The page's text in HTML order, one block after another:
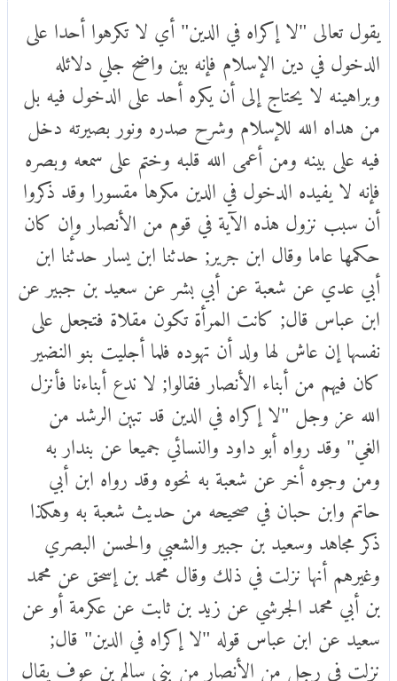
يقول تعالى "لا إكراه في الدين" أي لا تكرهوا أحدا على
الدخول في دين الإسلام فإنه بين واضح جلي دلائله
وبراهينه لا يحتاج إلى أن يكره أحد على الدخول فيه بل
من هداه الله للإسلام وشرح صدره ونور بصيرته دخل
فيه على بينه ومن أعمى الله قلبه وختم على سمعه وبصره
فإنه لا يفيده الدخول في الدين مكرها مقسورا وقد ذكروا
أن سبب نزول هذه الآية في قوم من الأنصار وإن كان
حكمها عاما وقال ابن جرير; حدثنا ابن يسار حدثنا ابن
أبي عدي عن شعبة عن أبي بشر عن سعيد بن جبير عن
ابن عباس قال; كانت المرأة تكون مقلاة فتجعل على
نفسها إن عاش لها ولد أن تهوده فلما أجليت بنو النضير
كان فيهم من أبناء الأنصار فقالوا; لا ندع أبناءنا فأنزل
الله عز وجل "لا إكراه في الدين قد تبين الرشد من
الغي" وقد رواه أبو داود والنسائي جميعا عن بندار به
ومن وجوه أخر عن شعبة به نحوه وقد رواه ابن أبي
حاتم وابن حبان في صحيحه من حديث شعبة به وهكذا
ذكر مجاهد وسعيد بن جبير والشعبي والحسن البصري
وغيرهم أنها نزلت في ذلك وقال محمد بن إسحق عن محمد
بن أبي محمد الجرشي عن زيد بن ثابت عن عكرمة أو عن
سعيد عن ابن عباس قوله "لا إكراه في الدين" قال;
نزلت في رجل من الأنصار من بني سالم بن عوف يقال